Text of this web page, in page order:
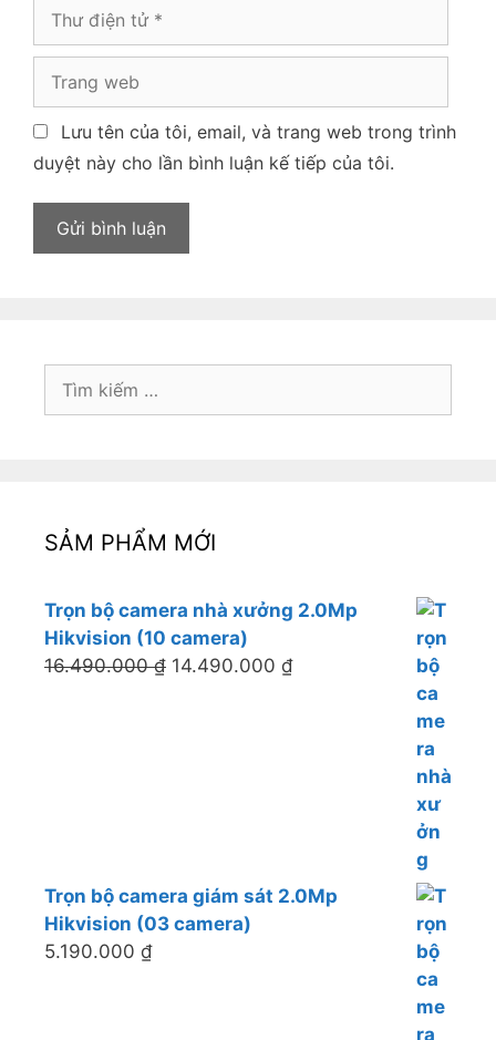
Lưu tên của tôi, email, và trang web trong trình
duyệt này cho lần bình luận kế tiếp của tôi.
SẢM PHẨM MỚI
Trọn bộ camera nhà xưởng 2.0Mp
Hikvision (10 camera)
16.490.000₫ 14.490.000 ₫
Trọn bộ camera giám sát 2.0Mp
Hikvision (03 camera)
5.190.000 ₫